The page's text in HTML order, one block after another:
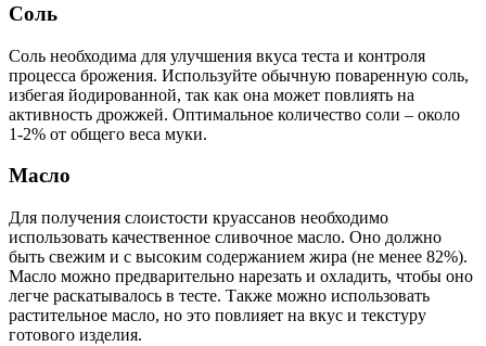
Соль
Соль необходима для улучшения вкуса теста и контроля
процесса брожения. Используйте обычную поваренную соль,
избегая йодированной, так как она может повлиять на
активность дрожжей. Оптимальное количество соли – около
1-2% от общего веса муки.
Масло
Для получения слоистости круассанов необходимо
использовать качественное сливочное масло. Оно должно
быть свежим и с высоким содержанием жира (не менее 82%).
Масло можно предварительно нарезать и охладить, чтобы оно
легче раскатывалось в тесте. Также можно использовать
растительное масло, но это повлияет на вкус и текстуру
готового изделия.